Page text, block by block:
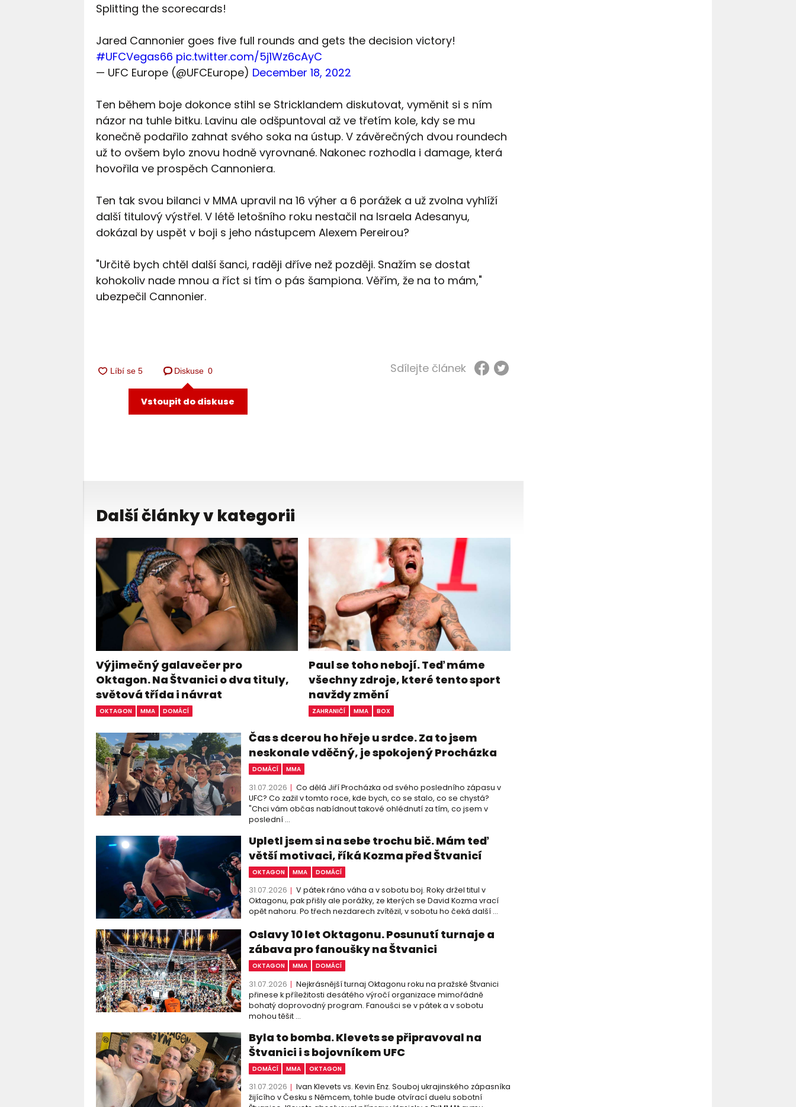
Splitting the scorecards!
Jared Cannonier goes five full rounds and gets the decision victory!
#UFCVegas66 pic.twitter.com/5j1Wz6cAyC
— UFC Europe (@UFCEurope) December 18, 2022
Ten během boje dokonce stihl se Stricklandem diskutovat, vyměnit si s ním
názor na tuhle bitku. Lavinu ale odšpuntoval až ve třetím kole, kdy se mu
konečně podařilo zahnat svého soka na ústup. V závěrečných dvou roundech
už to ovšem bylo znovu hodně vyrovnané. Nakonec rozhodla i damage, která
hovořila ve prospěch Cannoniera.
Ten tak svou bilanci v MMA upravil na 16 výher a 6 porážek a už zvolna vyhlíží
další titulový výstřel. V létě letošního roku nestačil na Israela Adesanyu,
dokázal by uspět v boji s jeho nástupcem Alexem Pereirou?
"Určitě bych chtěl další šanci, raději dříve než později. Snažím se dostat
kohokoliv nade mnou a říct si tím o pás šampiona. Věřím, že na to mám,"
ubezpečil Cannonier.
Diskuse 0
Vstoupit do diskuse
Sdílejte článek
Další články v kategorii
Výjimečný galavečer pro
Oktagon. Na Štvanici o dva tituly,
světová třída i návrat
OKTAGON MMA DOMÁCÍ
Paul se toho nebojí. Teď máme
všechny zdroje, které tento sport
navždy změní
ZAHRANIČÍ MMA BOX
Čas s dcerou ho hřeje u srdce. Za to jsem
neskonale vděčný, je spokojený Procházka
DOMÁCÍ MMA
31.07.2026
Co dělá Jiří Procházka od svého posledního zápasu v
UFC? Co zažil v tomto roce, kde bych, co se stalo, co se chystá?
"Chci vám občas nabídnout takové ohlédnutí za tím, co jsem v
poslední ...
Upletl jsem si na sebe trochu bič. Mám teď
větší motivaci, říká Kozma před Štvanicí
OKTAGON MMA DOMÁCÍ
31.07.2026
V pátek ráno váha a v sobotu boj. Roky držel titul v
Oktagonu, pak přišly ale porážky, ze kterých se David Kozma vrací
opět nahoru. Po třech nezdarech zvítězil, v sobotu ho čeká další ...
Oslavy 10 let Oktagonu. Posunutí turnaje a
zábava pro fanoušky na Štvanici
OKTAGON MMA DOMÁCÍ
31.07.2026
Nejkrásnější turnaj Oktagonu roku na pražské Štvanici
přinese k příležitosti desátého výročí organizace mimořádně
bohatý doprovodný program. Fanoušci se v pátek a v sobotu
mohou těšit ...
Byla to bomba. Klevets se připravoval na
Štvanici i s bojovníkem UFC
DOMÁCÍ MMA OKTAGON
31.07.2026
Ivan Klevets vs. Kevin Enz. Souboj ukrajinského zápasníka
žijícího v Česku s Němcem, tohle bude otvírací duelu sobotní